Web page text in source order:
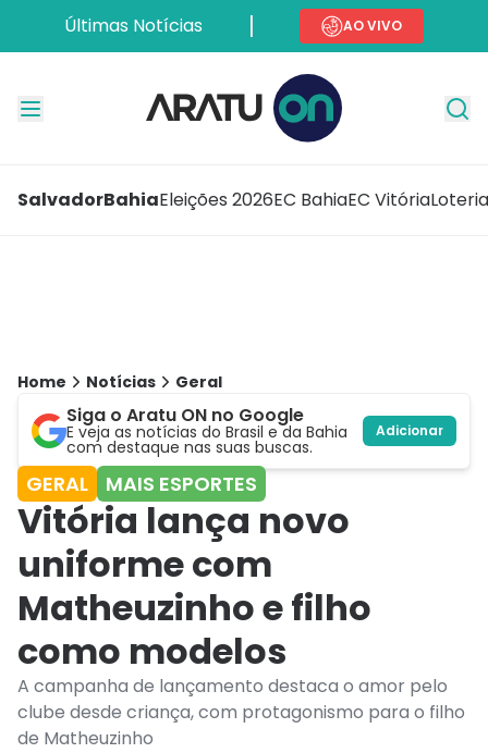
Últimas Notícias AO VIVO
SalvadorBahiaEleições 2026EC BahiaEC Vitória
Home Notícias Geral
Siga o Aratu ON no Google
E veja as notícias do Brasil e da Bahia
com destaque nas suas buscas.
Adicionar
GERAL MAIS ESPORTES
Vitória lança novo
uniforme com
Matheuzinho e filho
como modelos
A campanha de lançamento destaca o amor pelo
clube desde criança, com protagonismo para o filho
de Matheuzinho